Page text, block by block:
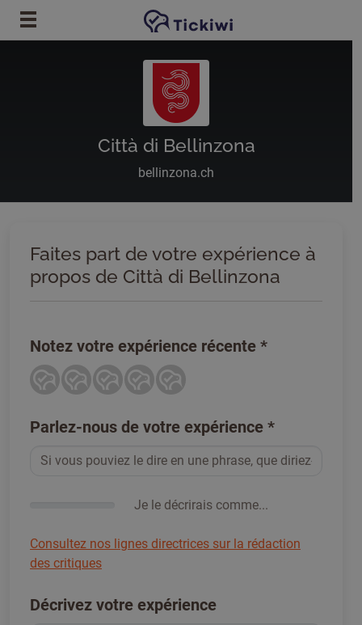
Passer au contenu principal
Città di Bellinzona
bellinzona.ch
Faites part de votre expérience à
propos de Città di Bellinzona
Notez votre expérience récente *
Parlez-nous de votre expérience *
Je le décrirais comme...
Consultez nos lignes directrices sur la rédaction
des critiques
Décrivez votre expérience